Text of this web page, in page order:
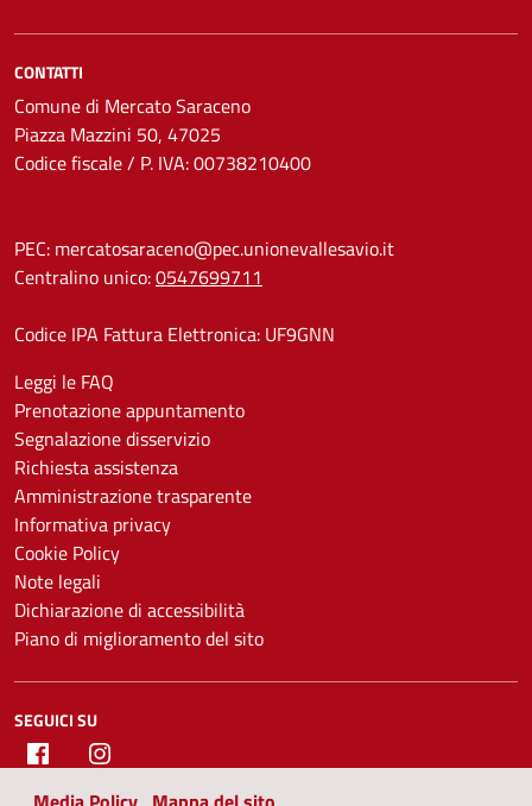
CONTATTI
Comune di Mercato Saraceno
Piazza Mazzini 50, 47025
Codice fiscale / P. IVA: 00738210400
PEC: mercatosaraceno@pec.unionevallesavio.it
Centralino unico:0547699711
Codice IPA Fattura Elettronica: UF9GNN
Leggi le FAQ
Prenotazione appuntamento
Segnalazione disservizio
Richiesta assistenza
Amministrazione trasparente
Informativa privacy
Cookie Policy
Note legali
Dichiarazione di accessibilità
Piano di miglioramento del sito
SEGUICI SU
Facebook